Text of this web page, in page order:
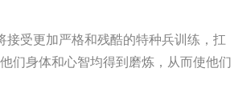
接受更加严格和残酷的特种兵训练，扛
们身体和心智均得到磨炼，从而使他们